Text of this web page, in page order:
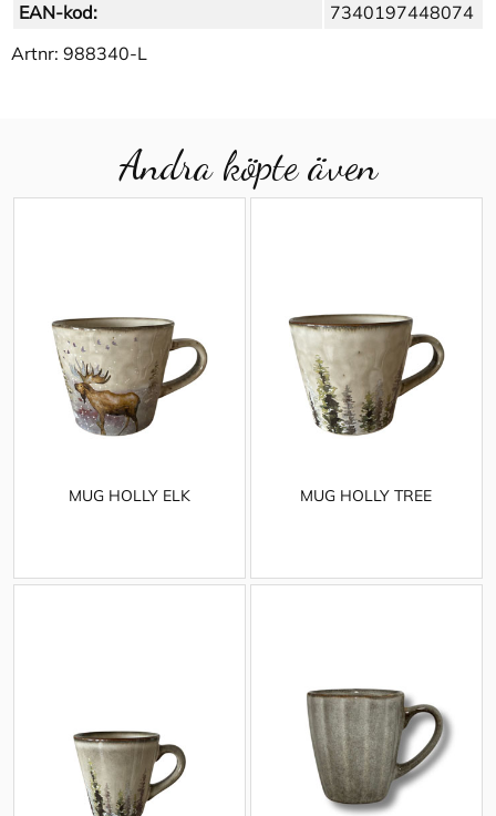
EAN-kod:
7340197448074
Artnr: 988340-L
Andra köpte även
MUG HOLLY ELK MUG HOLLY TREE